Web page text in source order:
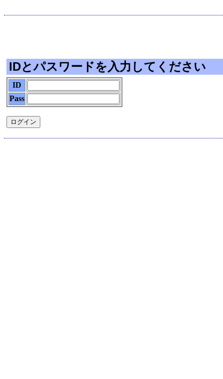
IDとパスワードを入力してください
ID
Pass